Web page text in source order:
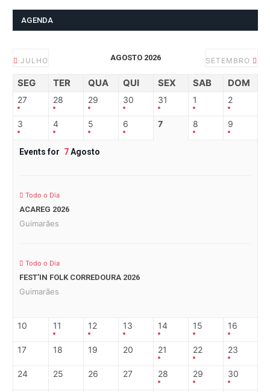
AGENDA
JULHO AGOSTO 2026 SETEMBRO
SEG TER QUA QUI SEX SAB DOM
27 28 29 30 31 1 2
3 4 5 6 7 8 9
Events for 7Agosto
Todo o Dia
ACAREG 2026
Guimarães
Todo o Dia
FEST’IN FOLK CORREDOURA 2026
Guimarães
10 11 12 13 14 15 16
17 18 19 20 21 22 23
24 25 26 27 28 29 30